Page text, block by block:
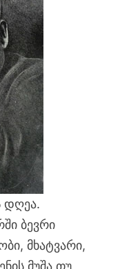
დღეა.
ბევრი
მხატვარი,
მუშა თუ